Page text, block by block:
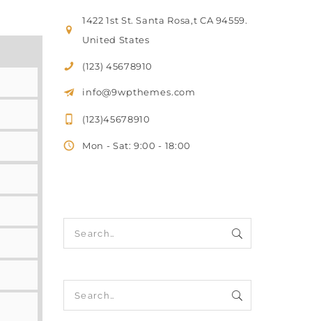
1422 1st St. Santa Rosa,t CA 94559.
United States
(123) 45678910
info@9wpthemes.com
(123)45678910
Mon - Sat: 9:00 - 18:00